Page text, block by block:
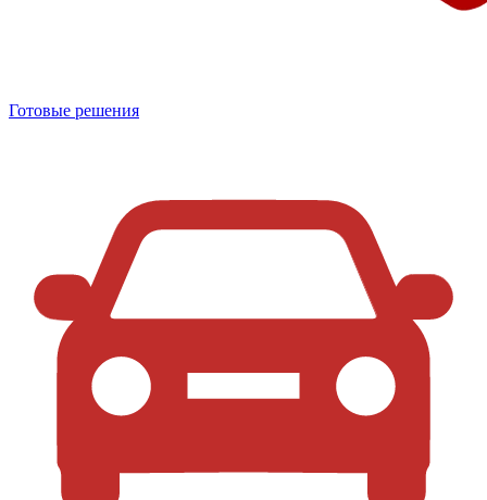
Готовые решения